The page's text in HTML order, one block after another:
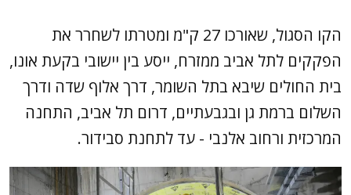
הקו הסגול, שאורכו 27 ק"מ ומטרתו לשחרר את
הפקקים לתל אביב ממזרח, ייסע בין יישובי בקעת אונו,
בית החולים שיבא בתל השומר, דרך אלוף שדה ודרך
השלום ברמת גן ובגבעתיים, דרום תל אביב, התחנה
המרכזית ורחוב אלנבי - עד לתחנת סבידור.